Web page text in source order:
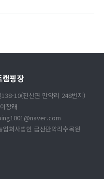
캠핑장
10(진산면 만악리 248번지)
이창래
회사법인 금산만악리수목원